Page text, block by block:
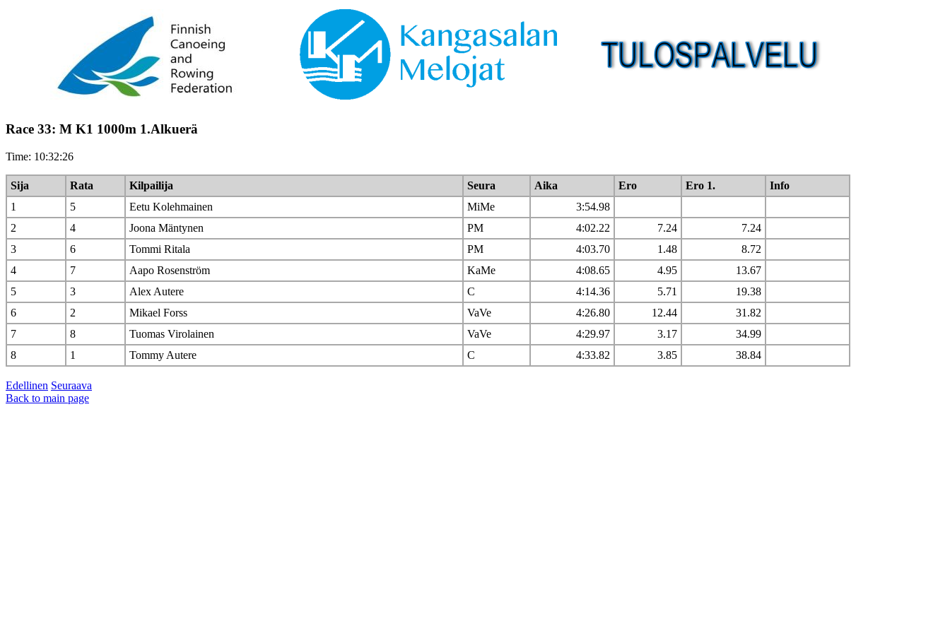
Race 33: M K1 1000m 1.Alkuerä
Time: 10:32:26
Sija Rata Kilpailija Seura Aika Ero Ero 1.
Info
1
5 Eetu Kolehmainen MiMe
3:54.98
2
4 Joona Mäntynen PM 4:02.22 7.24
7.24
3
6 Tommi Ritala PM 4:03.70 1.48
8.72
4
7 Aapo Rosenström KaMe 4:08.65 4.95
13.67
5
3 Alex Autere C 4:14.36 5.71
19.38
6
2 Mikael Forss VaVe 4:26.80 12.44
31.82
7
8 Tuomas Virolainen VaVe 4:29.97 3.17
34.99
8
1 Tommy Autere C 4:33.82 3.85 38.84
Edellinen Seuraava
Back to main page